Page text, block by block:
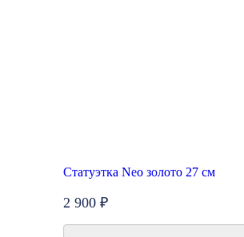
Статуэтка Neo золото 27 см
2 900 ₽